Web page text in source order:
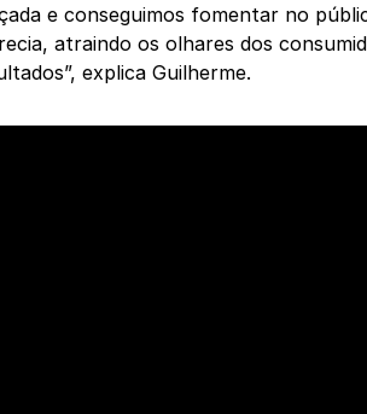
e conseguimos fomentar no
atraindo os olhares dos
explica Guilherme.